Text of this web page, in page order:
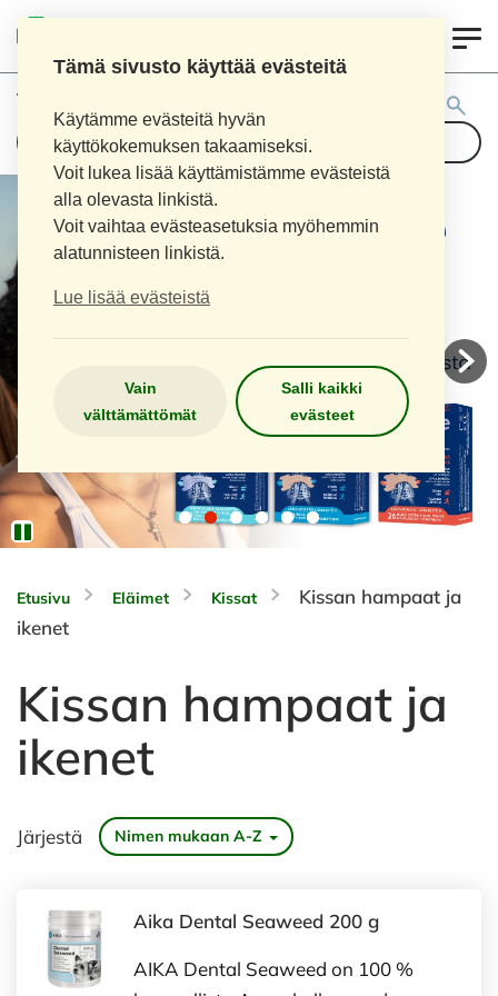
Tämä sivusto käyttää evästeitä
Käytämme evästeitä hyvän
käyttökokemuksen takaamiseksi.
Voit lukea lisää käyttämistämme evästeistä
alla olevasta linkistä.
Voit vaihtaa evästeasetuksia myöhemmin
alatunnisteen linkistä.
Lue lisää evästeistä
Vain
välttämättömät
Salli kaikki
evästeet
Tuotehaku:
Etusivu Eläimet Kissat
Kissan hampaat ja
ikenet
Kissan hampaat ja
ikenet
Järjestä Nimen mukaan A-Z
Aika Dental Seaweed 200 g
AIKA Dental Seaweed on 100 %